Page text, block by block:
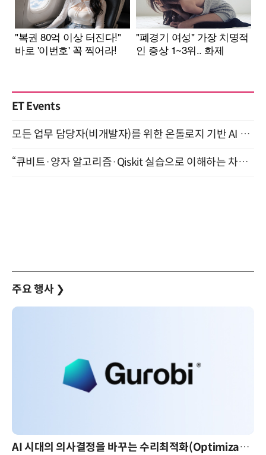
ET Events
모든 업무 담당자(비개발자)를 위한 온톨로지 기반 AI 지식체계 설계 1-day 워크숍 8월 20일 개최
“큐비트·양자 알고리즘·Qiskit 실습으로 이해하는 차세대 컴퓨팅” (8/28)
주요 행사 ❯
AI 시대의 의사결정을 바꾸는 수리최적화(Optimization): 실제 산업 적용 사례와 활용 전략